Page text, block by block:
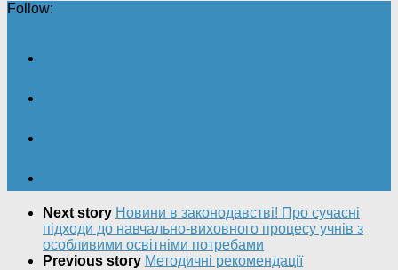
Follow:
Next story Новини в законодавстві! Про сучасні
підходи до навчально-виховного процесу учнів з
особливими освітніми потребами
Previous story Методичні рекомендації